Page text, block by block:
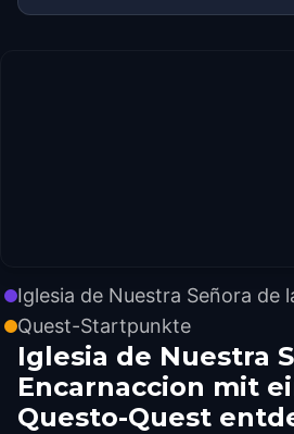
Iglesia de Nuestra Señora de
Quest-Startpunkte
Iglesia de Nuestra
Encarnaccion mit
Questo-Quest